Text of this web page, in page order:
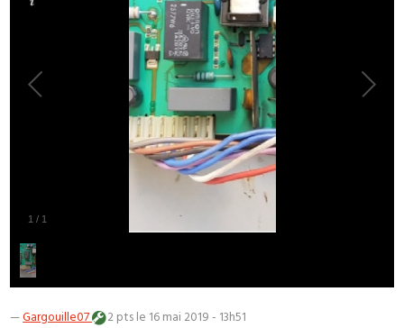
1 / 1
—Gargouille07 2 ptsle 16 mai 2019 - 13h51